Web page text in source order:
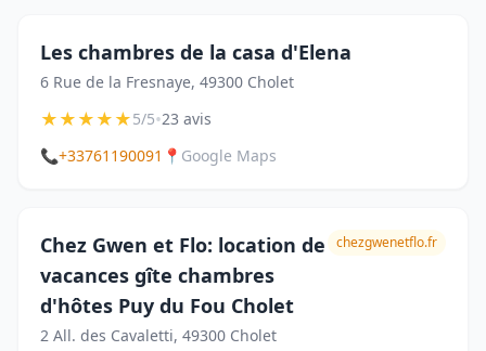
Les chambres de la casa d'Elena
6 Rue de la Fresnaye, 49300 Cholet
★★★★★5/5•23 avis
📞+33761190091 📍 Google Maps
Chez Gwen et Flo: location de
vacances gîte chambres
d'hôtes Puy du Fou Cholet
2 All. des Cavaletti, 49300 Cholet
chezgwenetflo.fr